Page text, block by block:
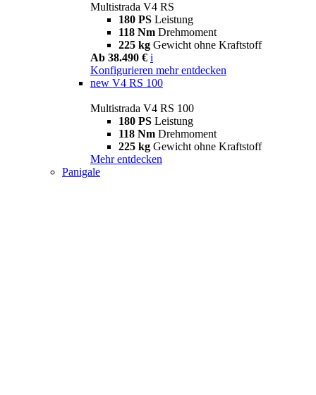
Multistrada V4 RS
180 PS Leistung
118 Nm Drehmoment
225 kg Gewicht ohne Kraftstoff
Ab 38.490 € i
Konfigurieren mehr entdecken
new V4 RS 100
Multistrada V4 RS 100
180 PS Leistung
118 Nm Drehmoment
225 kg Gewicht ohne Kraftstoff
Mehr entdecken
Panigale